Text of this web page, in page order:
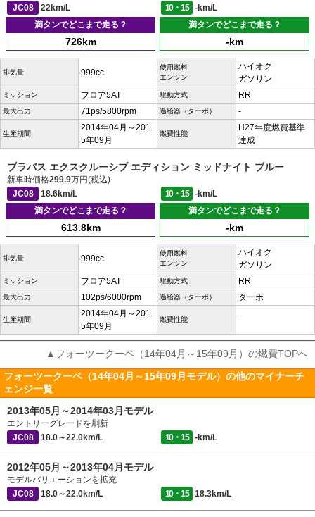
JC08
22km/L 10・15
-km/L
満タンでどこまで走る？
726km
満タンでどこまで走る？
-km
排気量 999cc
使用燃料
エンジン
ハイオク
ガソリン
ミッション フロア5AT 駆動方式 RR
最大出力 71ps/5800rpm 過給器（ターボ） -
生産期間
2014年04月～201
5年09月
燃費性能
H27年度燃費基準
達成
ブラバス エクスクルーシブ エディション ミッドナイト ブルー
新車時価格299.9万円(税込)
JC08
18.6km/L 10・15
-km/L
満タンでどこまで走る？
613.8km
満タンでどこまで走る？
-km
排気量 999cc
使用燃料
エンジン
ハイオク
ガソリン
ミッション フロア5AT 駆動方式 RR
最大出力 102ps/6000rpm 過給器（ターボ） ターボ
生産期間
2014年04月～201
5年09月
燃費性能 -
▲フォーツークーペ（14年04月～15年09月）の燃費TOPへ
フォーツークーペ（14年04月～15年09月モデル）の他のマイナーチ
ェンジ一覧
2013年05月～2014年03月モデル
エントリーグレードを刷新
JC08
18.0～22.0km/L 10・15 -km/L
2012年05月～2013年04月モデル
モデルバリエーションを拡充
JC08
18.0～22.0km/L 10・15 18.3km/L